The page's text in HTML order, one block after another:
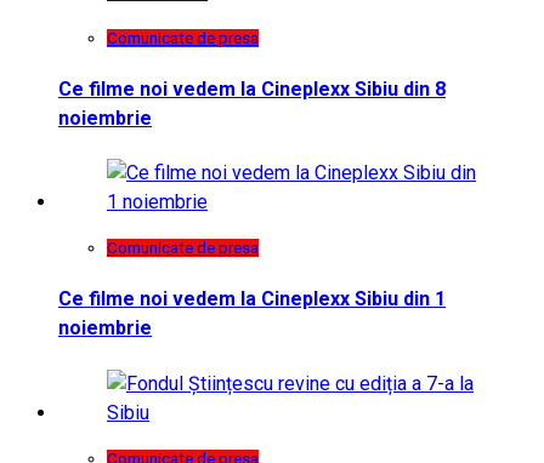
Comunicate de presa
Ce filme noi vedem la Cineplexx Sibiu din 8
noiembrie
Comunicate de presa
Ce filme noi vedem la Cineplexx Sibiu din 1
noiembrie
Comunicate de presa